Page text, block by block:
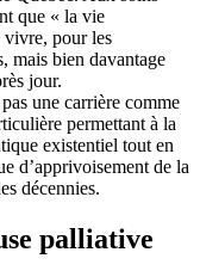
que « la vie
vivre, pour les
mais bien davantage
jour.
une carrière comme
permettant à la
existentiel tout en
d’apprivoisement de la
décennies.
palliative